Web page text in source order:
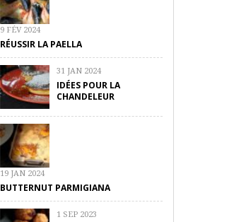
9 FÉV 2024
RÉUSSIR LA PAELLA
31 JAN 2024
IDÉES POUR LA
CHANDELEUR
19 JAN 2024
BUTTERNUT PARMIGIANA
1 SEP 2023